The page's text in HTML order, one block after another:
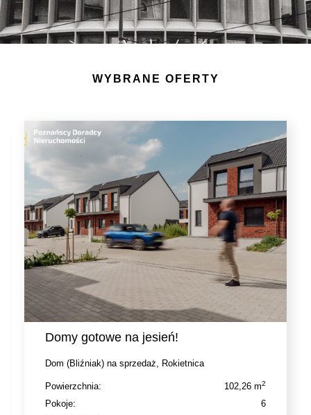
WYBRANE OFERTY
Domy gotowe na jesień!
Dom (Bliźniak) na sprzedaż, Rokietnica
Powierzchnia: 102,26 m2
Pokoje:
6